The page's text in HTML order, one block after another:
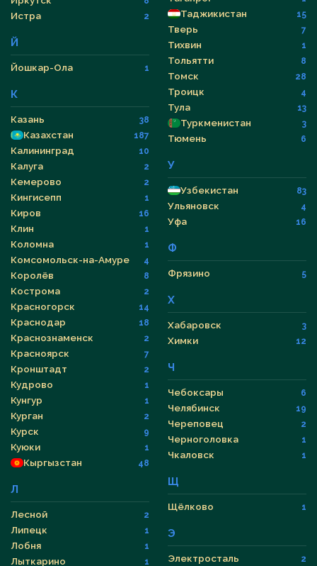
Истра 2
Й
Йошкар-Ола 1
К
Казань 38
Казахстан 187
Калининград 10
Калуга 2
Кемерово 2
Кингисепп 1
Киров 16
Клин 1
Коломна 1
Комсомольск-на-Амуре 4
Королёв 8
Кострома 2
Красногорск 14
Краснодар 18
Краснознаменск 2
Красноярск 7
Кронштадт 2
Кудрово 1
Кунгур 1
Курган 2
Курск 9
Куюки 1
Кыргызстан 48
Л
Лесной 2
Липецк 1
Лобня 1
Лыткарино 1
Таджикистан 15
Тверь 7
Тихвин 1
Тольятти 8
Томск 28
Троицк 4
Тула 13
Туркменистан 3
Тюмень 6
У
Узбекистан 83
Ульяновск 4
Уфа 16
Ф
Фрязино 5
Х
Хабаровск 3
Химки 12
Ч
Чебоксары 6
Челябинск 19
Череповец 2
Черноголовка 1
Чкаловск 1
Щ
Щёлково 1
Э
Электросталь 2